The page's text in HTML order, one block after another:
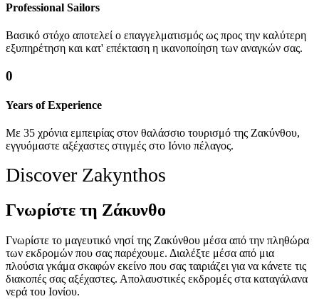
Professional Sailors
Βασικό στόχο αποτελεί ο επαγγελματισμός ως προς την καλύτερη
εξυπηρέτηση και κατ' επέκταση η ικανοποίηση των αναγκών σας.
0
Years of Experience
Με 35 χρόνια εμπειρίας στον θαλάσσιο τουρισμό της Ζακύνθου,
εγγυόμαστε αξέχαστες στιγμές στο Ιόνιο πέλαγος.
Discover Zakynthos
Γνωρίστε τη Ζάκυνθο
Γνωρίστε το μαγευτικό νησί της Ζακύνθου μέσα από την πληθώρα
των εκδρομών που σας παρέχουμε. Διαλέξτε μέσα από μια
πλούσια γκάμα σκαφών εκείνο που σας ταιριάζει για να κάνετε τις
διακοπές σας αξέχαστες. Απολαυστικές εκδρομές στα καταγάλανα
νερά του Ιονίου.